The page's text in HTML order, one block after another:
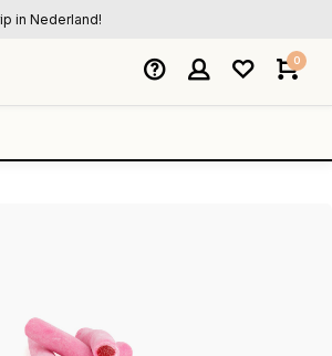
in Nederland!
0